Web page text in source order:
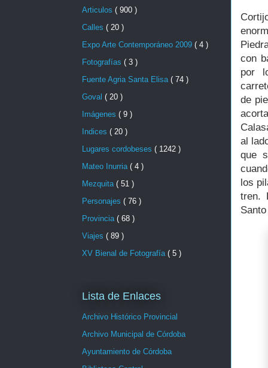
con
por
de
al
que
los
tren.
Articulos ( 900 )
Calles ( 20 )
Expo Arte Contemporáneo 2009 ( 4 )
Fotografías ( 3 )
Fuente Agria Santa Elisa ( 74 )
Goval ( 20 )
Imágenes ( 9 )
Indices ( 20 )
Lugares cordobeses ( 1242 )
Mateo Inurria ( 4 )
Mezquita ( 51 )
Personajes ( 76 )
Provincia ( 68 )
Viajes ( 89 )
XV Bienal de Fotografía ( 5 )
Lista de Enlaces
Archivo Histórico Provincial
Archivo Municipal de Córdoba
Ayuntamiento de Córdoba